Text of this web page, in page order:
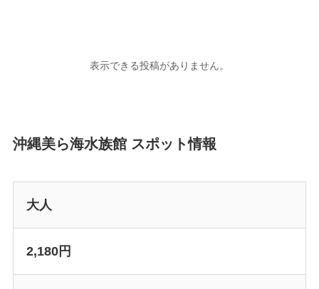
沖縄美ら海水族館 スポット情報
大人
2,180円